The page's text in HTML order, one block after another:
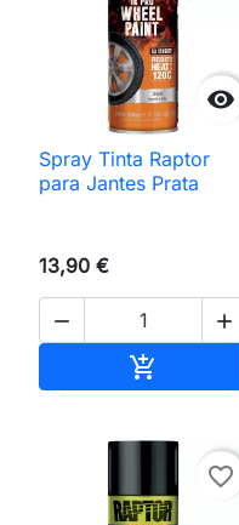

Spray Tinta Raptor
para Jantes Prata
13,90 €
 

favorite_border